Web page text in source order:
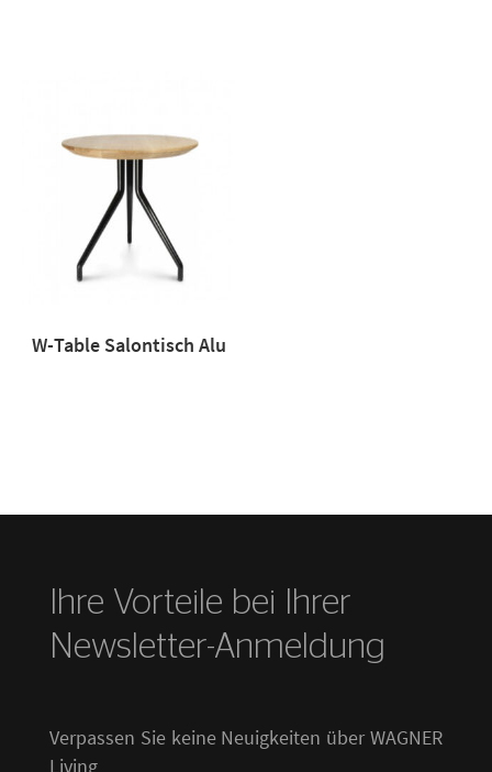
W-Table Salontisch Alu
Ihre Vorteile bei Ihrer
Newsletter-Anmeldung
Verpassen Sie keine Neuigkeiten über WAGNER
Living